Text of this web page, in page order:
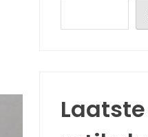
Laatste